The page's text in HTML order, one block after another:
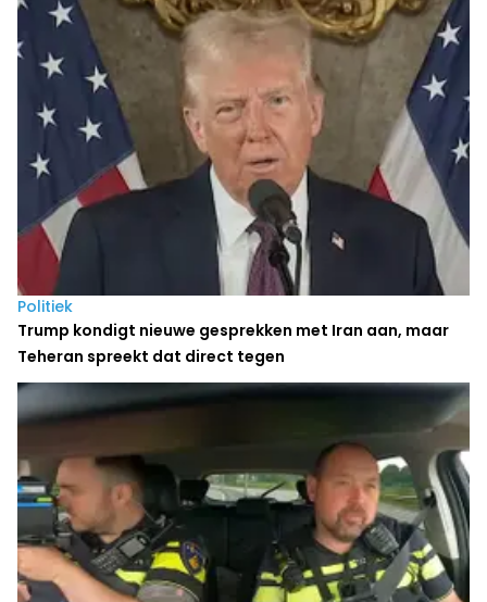
Politiek
Trump kondigt nieuwe gesprekken met Iran aan, maar
Teheran spreekt dat direct tegen